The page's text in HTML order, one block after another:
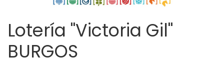
Lotería "Victoria Gil"
BURGOS